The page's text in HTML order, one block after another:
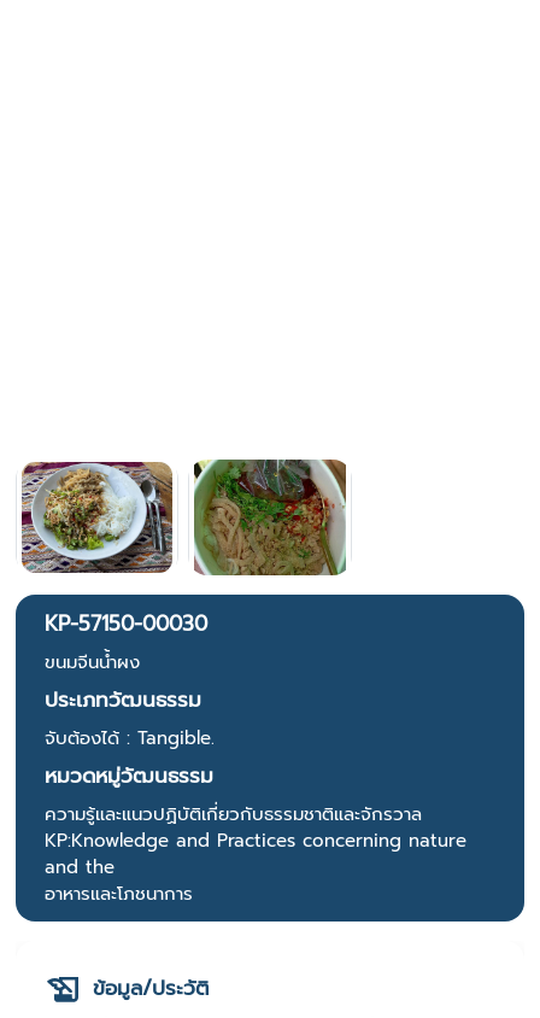
KP-57150-00030
ขนมจีนน้ำผง
ประเภทวัฒนธรรม
จับต้องได้ : Tangible.
หมวดหมู่วัฒนธรรม
ความรู้และแนวปฏิบัติเกี่ยวกับธรรมชาติและจักรวาล
KP:Knowledge and Practices concerning nature
and the
อาหารและโภชนาการ
ข้อมูล/ประวัติ